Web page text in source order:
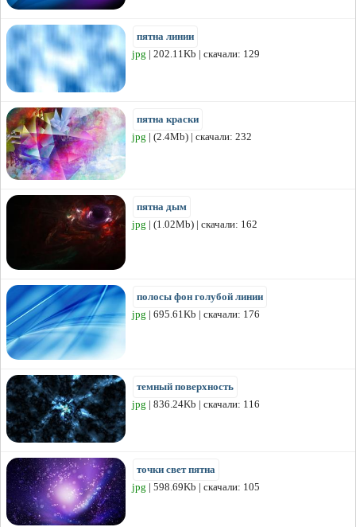
пятна линии
jpg | 202.11Kb | скачали: 129
пятна краски
jpg | (2.4Mb) | скачали: 232
пятна дым
jpg | (1.02Mb) | скачали: 162
полосы фон голубой линии
jpg | 695.61Kb | скачали: 176
темный поверхность
jpg | 836.24Kb | скачали: 116
точки свет пятна
jpg | 598.69Kb | скачали: 105